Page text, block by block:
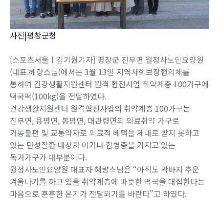
사진|평창군청
[스포츠서울ㅣ김기원기자] 평창군 진부면 월정사노인요양원
(대표:혜량스님)에서는 3월 13일 지역사회보장협의체를
통하여 건강생활지원센터 원격 협진사업 취약계층 100가구에
떡국떡(100kg)을 전달하였다.
건강생활지원센터 원격협진사업의 취약계층 100가구는
진부면, 용평면, 봉평면, 대관령면의 의료취약 가구로
거동불편 및 교통약자로 의료적 혜택을 제대로 받지 못하고
있는 만성질환 대상자 이거나 합병증을 가지고 있는
독거가구가 대부분이다.
월정사노인요양원 대표자 혜량스님은 “아직도 막바지 추운
겨울나기를 하고 있을 취약계층에 따뜻한 떡국을 대접한다는
마음으로 훈훈한 온기가 전달되기를 바란다”고 하였다.